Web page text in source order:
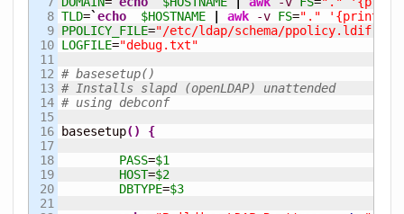
8
9
10
11
12
13
14
15
16
17
18
19
20
21
TLD=`echo $HOSTNAME awk -v FS="."
'{print
PPOLICY_FILE="/etc/ldap/schema/ppolicy.ldif"
LOGFILE="debug.txt"
# basesetup()
# Installs slapd (openLDAP) unattended
# using debconf
basesetup()
{
PASS=$1
HOST=$2
DBTYPE=$3